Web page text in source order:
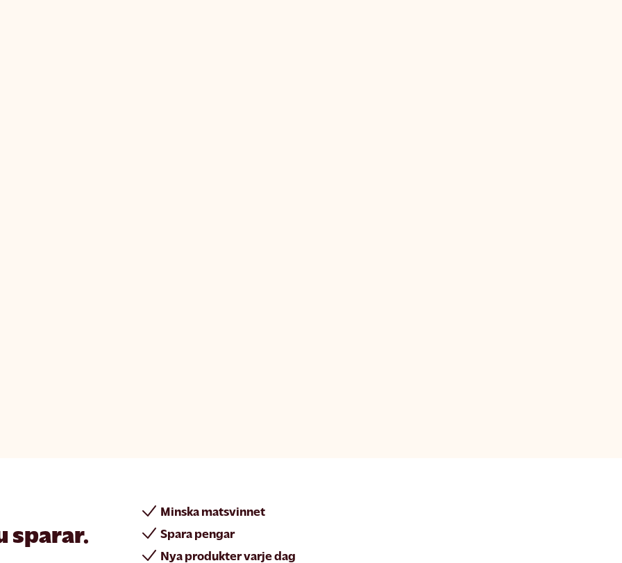
sparar.
Minska matsvinnet
Spara pengar
Nya produkter varje dag